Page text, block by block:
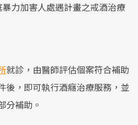
暴力加害人處遇計畫之戒酒治療
就診，由醫師評估個案符合補助
後，即可執行酒癮治療服務，並
分補助。